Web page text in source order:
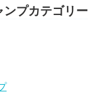
ンプカテゴリー